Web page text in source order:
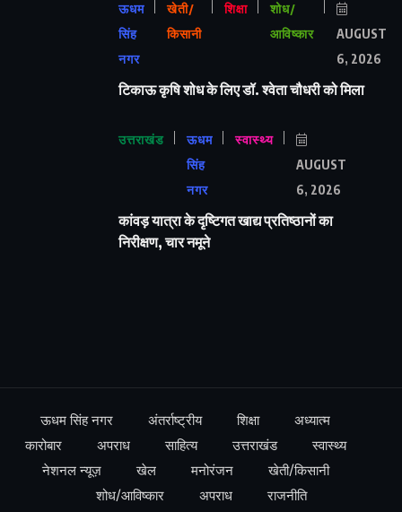
ऊधम
सिंह
नगर
खेती/
किसानी
शिक्षा
शोध/
आविष्कार
AUGUST
6, 2026
टिकाऊ कृषि शोध के लिए डॉ. श्वेता चौधरी को मिला
उत्तराखंड
ऊधम
सिंह
नगर
स्वास्थ्य
AUGUST
6, 2026
कांवड़ यात्रा के दृष्टिगत खाद्य प्रतिष्ठानों का
निरीक्षण, चार नमूने
ऊधम सिंह नगर अंतर्राष्ट्रीय शिक्षा
अध्यात्म
कारोबार
अपराध साहित्य उत्तराखंड
स्वास्थ्य
नेशनल न्यूज़
खेल मनोरंजन
खेती/किसानी
शोध/आविष्कार
अपराध राजनीति